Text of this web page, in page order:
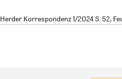
Herder Korrespondenz 1/2024 S. 52,